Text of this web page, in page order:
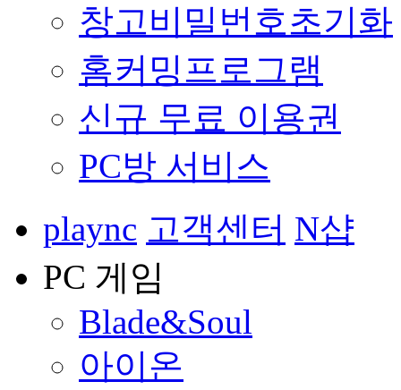
창고비밀번호초기화
홈커밍프로그램
신규 무료 이용권
PC방 서비스
plaync 고객센터 N샵
PC 게임
Blade&Soul
아이온